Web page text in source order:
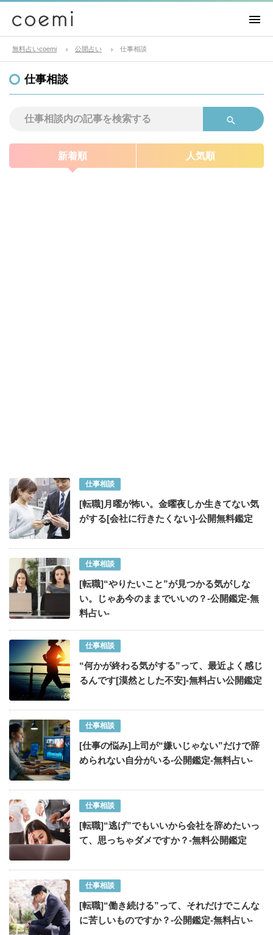
無料占いcoemi 公開占い 仕事相談
仕事相談
新着順 人気順
仕事相談
[転職]月曜が怖い。金曜夜しか生きてない気
がする[会社に行きたくない]-公開無料鑑定
仕事相談
[転職]“やりたいこと”が見つかる気がしな
い。じゃあ今のままでいいの？-公開鑑定-無
料占い-
仕事相談
“何かが終わる気がする”って、最近よく感じ
るんです[漠然とした不安]-無料占い公開鑑定
仕事相談
[仕事の悩み]上司が“嫌いじゃない”だけで辞
められない自分がいる-公開鑑定-無料占い-
仕事相談
[転職]“逃げ”でもいいから会社を辞めたいっ
て、思っちゃダメですか？-無料公開鑑定
仕事相談
[転職]“働き続ける”って、それだけでこんな
に苦しいものですか？-公開鑑定-無料占い-